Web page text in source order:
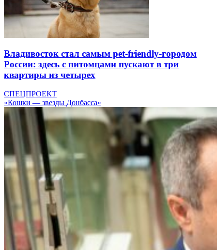
Владивосток стал самым pet-friendly-городом
России: здесь с питомцами пускают в три
квартиры из четырех
СПЕЦПРОЕКТ
«Кошки — звезды Донбасса»